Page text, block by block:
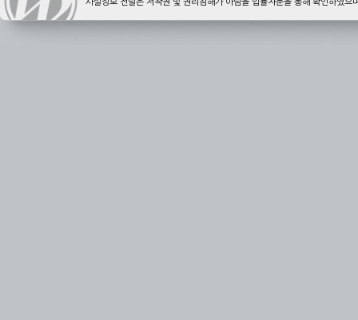
사실정보 전달은 저작권 및 권리침해가 아님을 법률자문을 통해 확인하였으